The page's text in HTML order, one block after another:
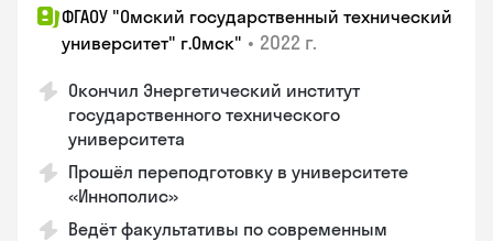
ФГАОУ "Омский государственный технический
университет" г.Омск" • 2022 г.
Окончил Энергетический институт
государственного технического
университета
Прошёл переподготовку в университете
«Иннополис»
Ведёт факультативы по современным